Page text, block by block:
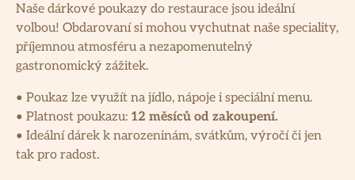
Naše dárkové poukazy do restaurace jsou ideální
volbou! Obdarovaní si mohou vychutnat naše speciality,
příjemnou atmosféru a nezapomenutelný
gastronomický zážitek.
• Poukaz lze využít na jídlo, nápoje i speciální menu.
• Platnost poukazu: 12 měsíců od zakoupení.
• Ideální dárek k narozeninám, svátkům, výročí či jen
tak pro radost.